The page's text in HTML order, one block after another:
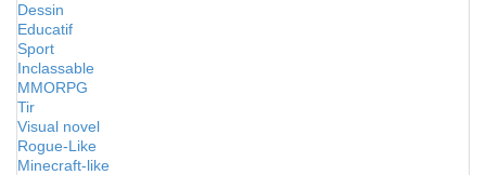
Dessin
Educatif
Sport
Inclassable
MMORPG
Tir
Visual novel
Rogue-Like
Minecraft-like